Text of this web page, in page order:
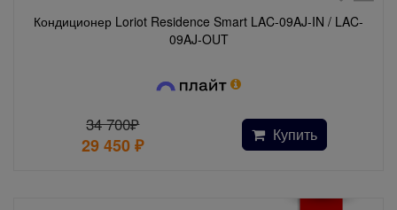
Кондиционер Loriot Residence Smart LAC-09AJ-IN / LAC-
09AJ-OUT
34 700₽
29 450₽ Купить